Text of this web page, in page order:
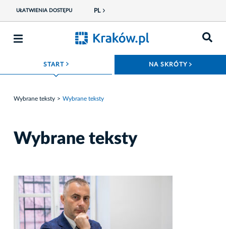
UŁATWIENIA DOSTĘPU PL
START ROZWIŃ MENU NA SKRÓTY
Wybrane teksty Wybrane teksty
Wybrane teksty